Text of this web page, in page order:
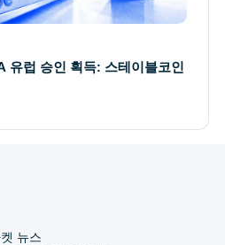
럽 승인 획득: 스테이블코인
뉴스